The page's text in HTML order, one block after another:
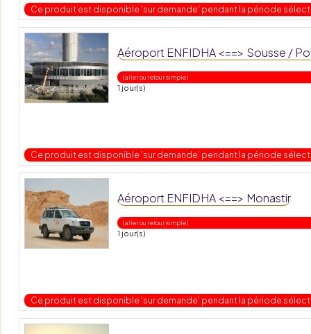
Ce produit est disponible 'sur demande' pendant la période
Aéroport ENFIDHA <==> Sousse /
( aller ou retour simple )
1 jour(s)
Ce produit est disponible 'sur demande' pendant la période
Aéroport ENFIDHA <==> Monastir
( aller ou retour simple )
1 jour(s)
Ce produit est disponible 'sur demande' pendant la période